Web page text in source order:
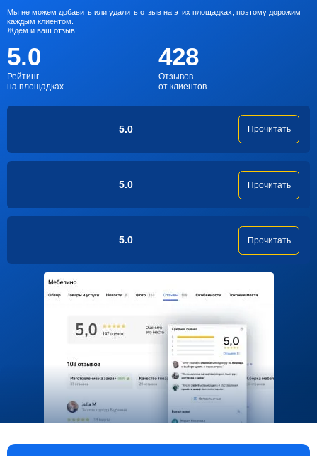
Мы не можем добавить или удалить отзыв на этих площадках, поэтому дорожим
каждым клиентом.
Ждем и ваш отзыв!
5.0
Рейтинг
на площадках
428
Отзывов
от клиентов
5.0 Прочитать
5.0 Прочитать
5.0 Прочитать